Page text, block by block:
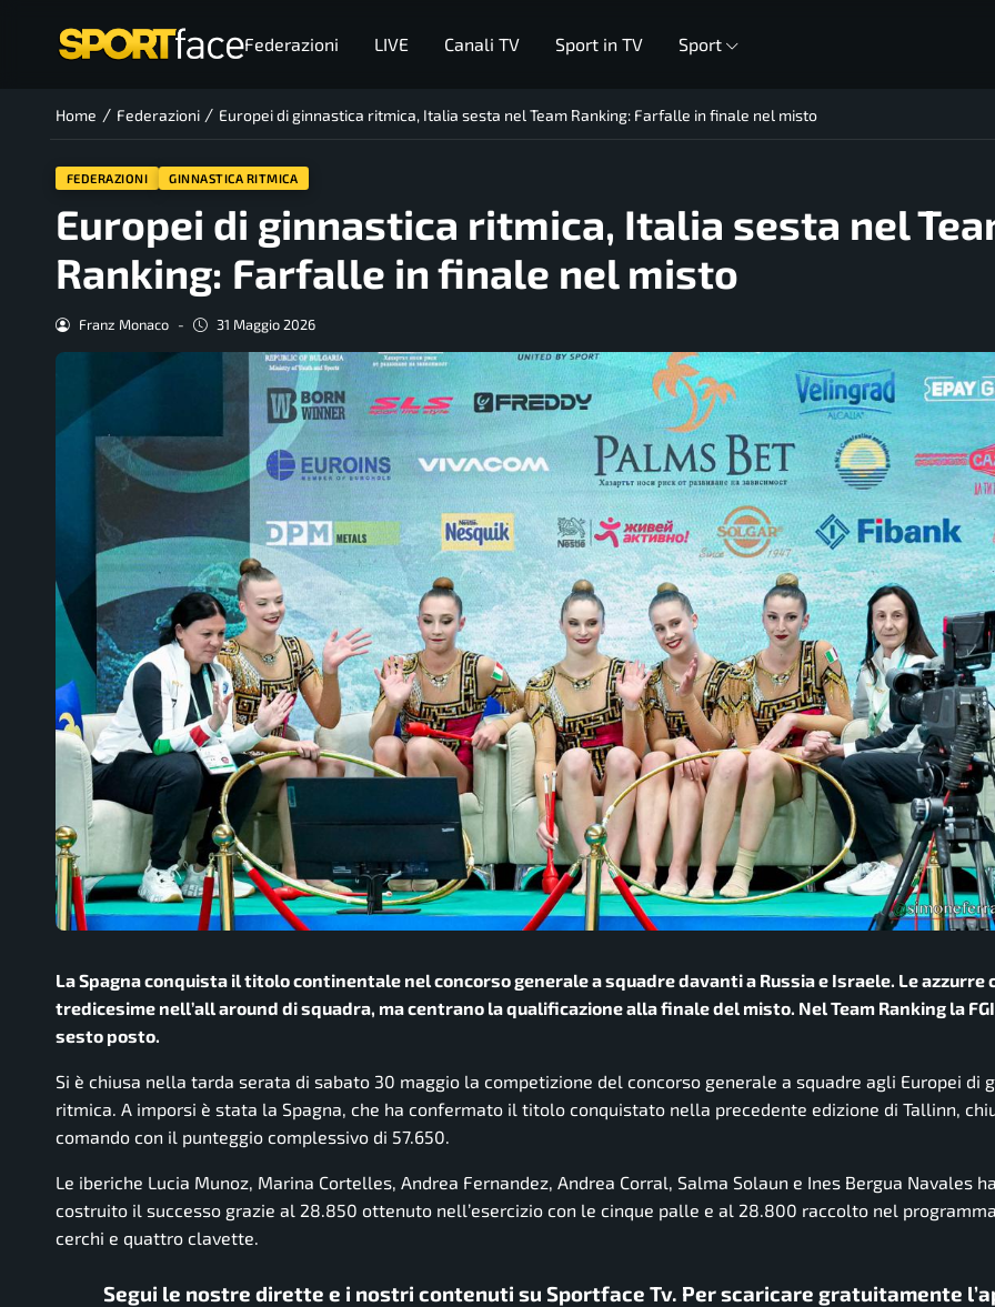
Federazioni LIVE Canali TV Sport in TV Sport
Home / Federazioni / Europei di ginnastica ritmica, Italia sesta nel Team Ranking: Farfalle in finale nel misto
FEDERAZIONI GINNASTICA RITMICA
Europei di ginnastica ritmica, Italia sesta nel
Ranking: Farfalle in finale nel misto
Franz Monaco - 31 Maggio 2026
La Spagna conquista il titolo continentale nel concorso generale a squadre davanti a Russia e Israele. Le azzurre
tredicesime nell’all around di squadra, ma centrano la qualificazione alla finale del misto. Nel Team Ranking la
sesto posto.
Si è chiusa nella tarda serata di sabato 30 maggio la competizione del concorso generale a squadre agli Europei di
ritmica. A imporsi è stata la Spagna, che ha confermato il titolo conquistato nella precedente edizione di Tallinn,
comando con il punteggio complessivo di 57.650.
Le iberiche Lucia Munoz, Marina Cortelles, Andrea Fernandez, Andrea Corral, Salma Solaun e Ines Bergua Navales
costruito il successo grazie al 28.850 ottenuto nell’esercizio con le cinque palle e al 28.800 raccolto nel
cerchi e quattro clavette.
Segui le nostre dirette e i nostri contenuti su Sportface Tv. Per scaricare gratuitamente